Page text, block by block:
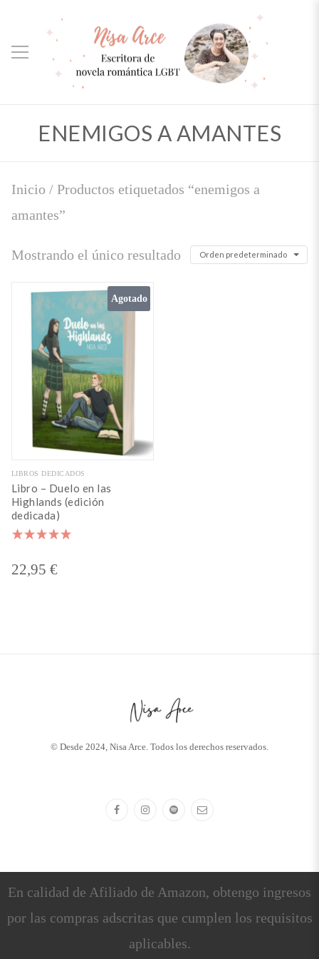
ENEMIGOS A AMANTES
Inicio / Productos etiquetados “enemigos a
amantes”
Mostrando el único resultado Orden predeterminado
Agotado
LIBROS DEDICADOS
Libro – Duelo en las
Highlands (edición
dedicada)
con
5.00
22,95 €
© Desde 2024, Nisa Arce. Todos los derechos reservados.
En calidad de Afiliado de Amazon, obtengo ingresos
por las compras adscritas que cumplen los requisitos
aplicables.